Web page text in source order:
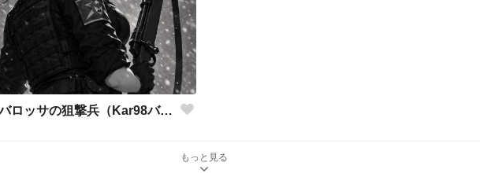
バルバロッサの狙撃兵（Kar98バージョン）
もっと見る